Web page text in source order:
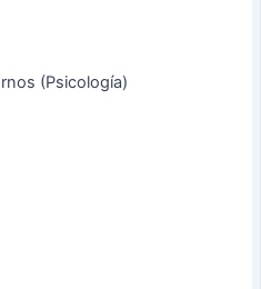
(Psicología)